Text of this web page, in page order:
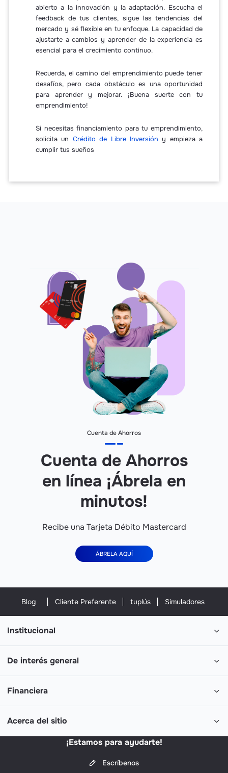
abierto a la innovación y la adaptación. Escucha el
feedback de tus clientes, sigue las tendencias del
mercado y sé flexible en tu enfoque. La capacidad de
ajustarte a cambios y aprender de la experiencia es
esencial para el crecimiento continuo.
Recuerda, el camino del emprendimiento puede tener
desafíos, pero cada obstáculo es una oportunidad
para aprender y mejorar. ¡Buena suerte con tu
emprendimiento!
Si necesitas financiamiento para tu emprendimiento,
solicita un Crédito de Libre Inversión y empieza a
cumplir tus sueños
Cuenta de Ahorros
Cuenta de Ahorros
en línea ¡Ábrela en
minutos!
Recibe una Tarjeta Débito Mastercard
ÁBRELA AQUÍ
Blog Cliente Preferente tuplús Simuladores
Institucional
De interés general
Financiera
Acerca del sitio
¡Estamos para ayudarte!
Escríbenos